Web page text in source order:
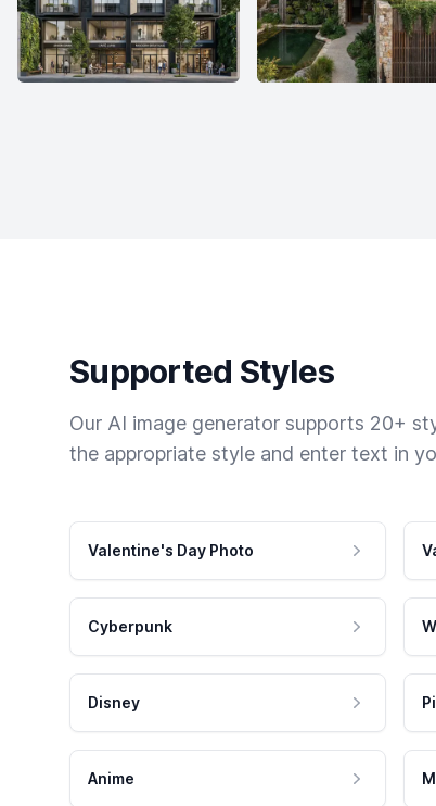
Supported Styles
Our AI image generator supports 20+
the appropriate style and enter text in
Valentine's Day Photo
Cyberpunk
Disney
Anime